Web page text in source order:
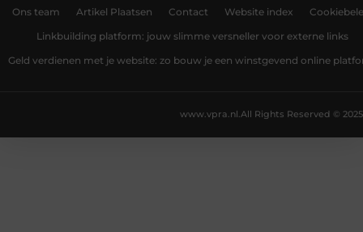
Ons team Artikel Plaatsen Contact Website index
Linkbuilding platform: jouw slimme versneller voor externe links
Geld verdienen met je website: zo bouw je een winstgevend online
All Rights Reserved © 2025
www.vpra.nl.